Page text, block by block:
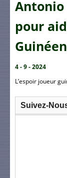
Antonio
pour
4 - 9 - 2024
L’espoir joueur
Suivez-